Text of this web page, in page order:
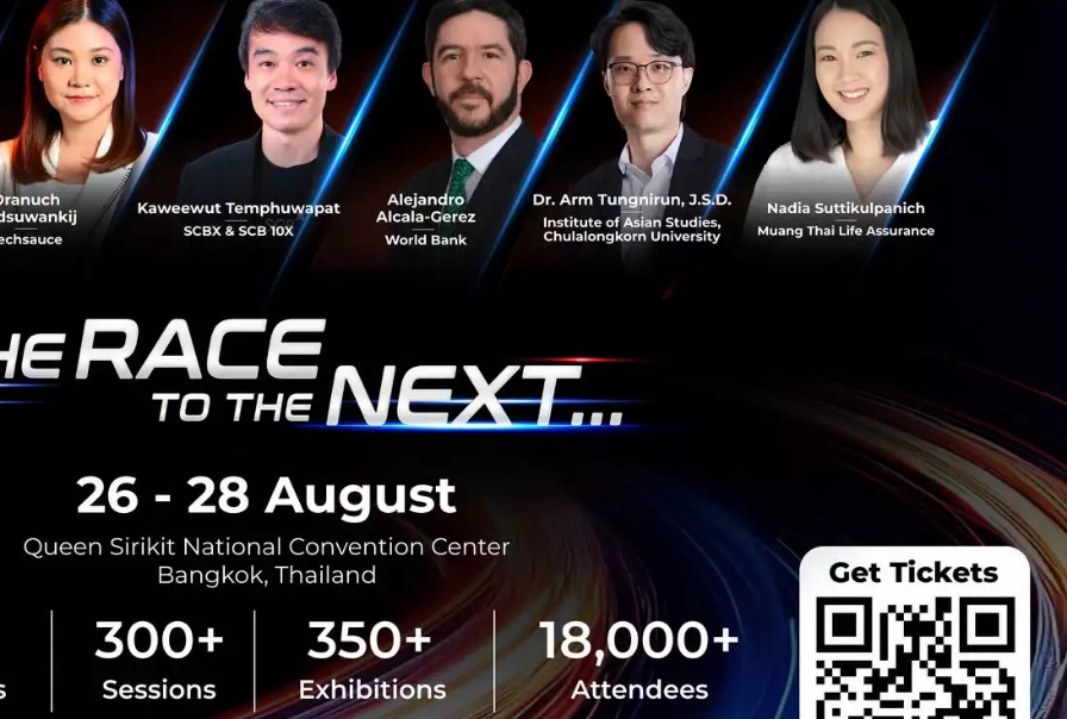
ารลงทุนใหม่ ๆ ในอุตสาหกรรม New S-Curve โดยแบ่งเป็นกลุ่มดิจิทัลและ AI
ยานยนต์และอากาศยานอัจฉริยะ 2 บริษัท กลุ่มอาหาร 1 บริษัท ดังนี้
ย้ำแผนลงทุนระยะยาวในไทยกว่า 150,000 ล้านบาท ภายใน 15 ปี โดยที่ผ่านมา
กว่า 24,000 ล้านบาท นอกจากนี้ บริษัทได้สนับสนุนนโยบาย Cloud First ของ
ห้ความสนใจโครงการพัฒนาทักษะบุคลากรไทย (Skill Bridge) ซึ่งบริษัทจะหารือ
และคาดว่าจะมีการพัฒนาบุคลากรด้านดิจิทัลและ AI ในโครงการมากกว่า 50,000
ำเสนอการประยุกต์ใช้ AI เพื่อเพิ่มประสิทธิภาพภาครัฐและภาคธุรกิจ และการ
อบการ SMEs ให้สามารถปรับตัวและแข่งขันได้ รวมถึงโอกาสความร่วมมือใน
คนสำหรับการเปลี่ยนผ่านสู่เศรษฐกิจดิจิทัล
นยันแผนลงทุนระยะยาวรวมกว่า 270,000 ล้านบาท พร้อมหารือการใช้
ะดับศักยภาพผู้ประกอบการ SMEs ให้สามารถเข้าถึงตลาดและมีโอกาสสร้างราย
ง ได้เสนอแนวทางต่อยอดให้ไทยเป็นฐานกิจกรรมระดับภูมิภาค เช่น ด้านการ
ผู้พัฒนาโครงสร้างพื้นฐานดาต้าเซ็นเตอร์ระดับโลก ซึ่งมีแผนการลงทุนในไทย
ล้านบาท ได้หารือเกี่ยวกับการพัฒนาระบบสาธารณูปโภคสำหรับดาต้า
ฉพาะ ด้านโครงข่ายไฟฟ้า เพื่อรองรับการขยายตัวของคลาวด์และเทคโนโลยี AI